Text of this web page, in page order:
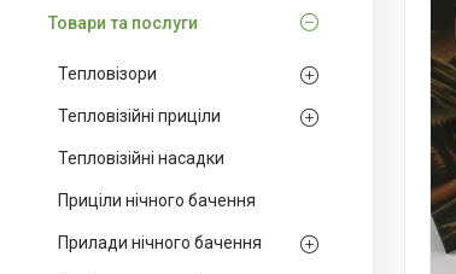
Товари та послуги
Тепловізори
Тепловізійні приціли
Тепловізійні насадки
Приціли нічного бачення
Прилади нічного бачення